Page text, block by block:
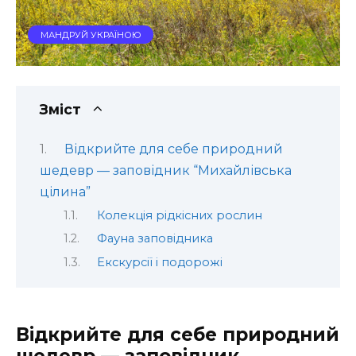
МАНДРУЙ УКРАЇНОЮ
Зміст
Відкрийте для себе природний
шедевр — заповідник “Михайлівська
цілина”
Колекція рідкісних рослин
Фауна заповідника
Екскурсії і подорожі
Відкрийте для себе природний